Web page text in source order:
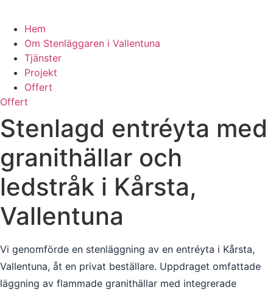
Hem
Om Stenläggaren i Vallentuna
Tjänster
Projekt
Offert
Offert
Stenlagd entréyta med
granithällar och
ledstråk i Kårsta,
Vallentuna
Vi genomförde en stenläggning av en entréyta i Kårsta,
Vallentuna, åt en privat beställare. Uppdraget omfattade
läggning av flammade granithällar med integrerade